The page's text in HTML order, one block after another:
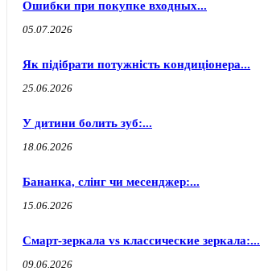
Ошибки при покупке входных...
05.07.2026
Як підібрати потужність кондиціонера...
25.06.2026
У дитини болить зуб:...
18.06.2026
Бананка, слінг чи месенджер:...
15.06.2026
Смарт-зеркала vs классические зеркала:...
09.06.2026